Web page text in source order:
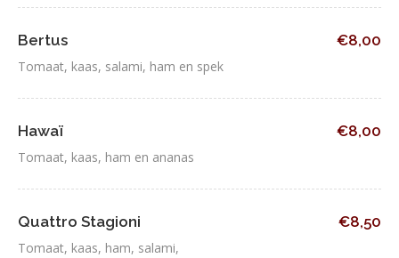
Bertus
Tomaat, kaas, salami, ham en spek
€8,00
Hawaï
Tomaat, kaas, ham en ananas
€8,00
Quattro Stagioni
Tomaat, kaas, ham, salami,
€8,50